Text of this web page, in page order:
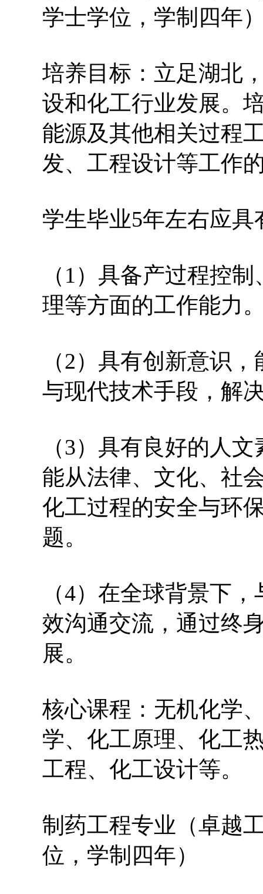
学士学位，学制四年
培养目标：立足湖北
设和化工行业发展。
能源及其他相关过程
发、工程设计等工作
学生毕业5年左右应
（1）具备产过程控
理等方面的工作能力
（2）具有创新意识
与现代技术手段，解
（3）具有良好的人
能从法律、文化、社
化工过程的安全与环
题。
（4）在全球背景下
效沟通交流，通过终
展。
核心课程：无机化学
学、化工原理、化工
工程、化工设计等。
制药工程专业（卓越
位，学制四年）